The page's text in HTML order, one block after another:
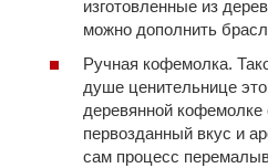
изготовленные из
можно дополнить
Ручная кофемолка.
душе ценительнице
деревянной кофемолке
первозданный вкус и
сам процесс